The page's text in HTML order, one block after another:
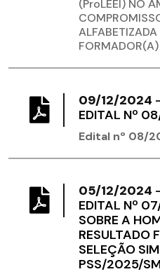
(ProLEEI) NO
09/12/2024 -
​EDITAL Nº
Edital nº 08/
05/12/2024 -
EDITAL Nº
SOBRE A
RESULTADO
SELEÇÃO
PSS/2025/